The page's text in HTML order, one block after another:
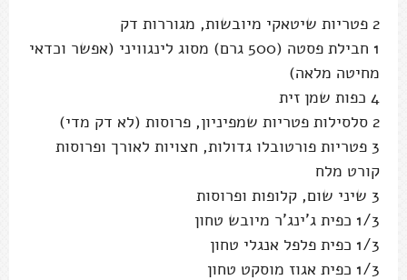
2 פטריות שיטאקי מיובשות, מגוררות דק
1 חבילת פסטה (500 גרם) מסוג לינגוויני (אפשר וכדאי
מחיטה מלאה)
4 כפות שמן זית
2 סלסילות פטריות שמפיניון, פרוסות (לא דק מדי)
3 פטריות פורטובלו גדולות, חצויות לאורך ופרוסות
קורט מלח
3 שיני שום, קלופות ופרוסות
1/3 כפית ג'ינג'ר מיובש טחון
1/3 כפית פלפל אנגלי טחון
1/3 כפית אגוז מוסקט טחון